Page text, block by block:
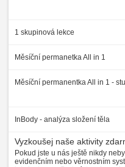
1 skupinová lekce
Měsíční permanetka All in 1
Měsíční permanentka All in 1 -
InBody - analýza složení těla
Vyzkoušej naše aktivity
Pokud jste u nás ještě nikdy
evidenčním nebo věrnostním